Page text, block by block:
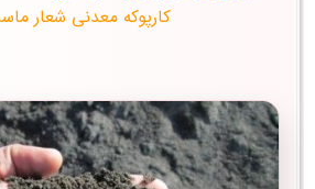
کارپوکه معدنی شعار